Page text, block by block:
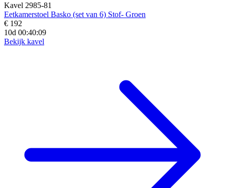
Kavel 2985-81
Eetkamerstoel Basko (set van 6) Stof- Groen
€ 192
10d 00:40:07
Bekijk kavel